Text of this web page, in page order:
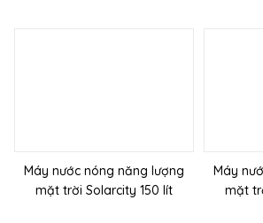
Máy nước nóng năng lượng
mặt trời Solarcity 150 lít
Máy
mặt